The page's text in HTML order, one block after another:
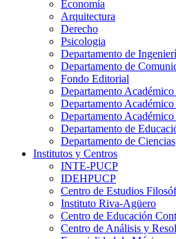
Economía
Arquitectura
Derecho
Psicologia
Departamento de
Departamento de
Fondo Editorial
Departamento
Departamento
Departamento
Departamento de
Departamento de Ciencias
Institutos y Centros
INTE-PUCP
IDEHPUCP
Centro de Estudios
Instituto Riva-Agüero
Centro de Educación
Centro de Análisis y